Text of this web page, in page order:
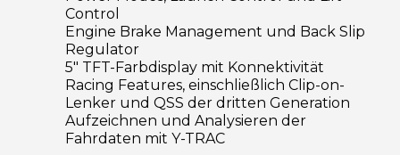
Control
Engine Brake Management und Back Slip
Regulator
5″ TFT-Farbdisplay mit Konnektivität
Racing Features, einschließlich Clip-on-
Lenker und QSS der dritten Generation
Aufzeichnen und Analysieren der
Fahrdaten mit Y-TRAC